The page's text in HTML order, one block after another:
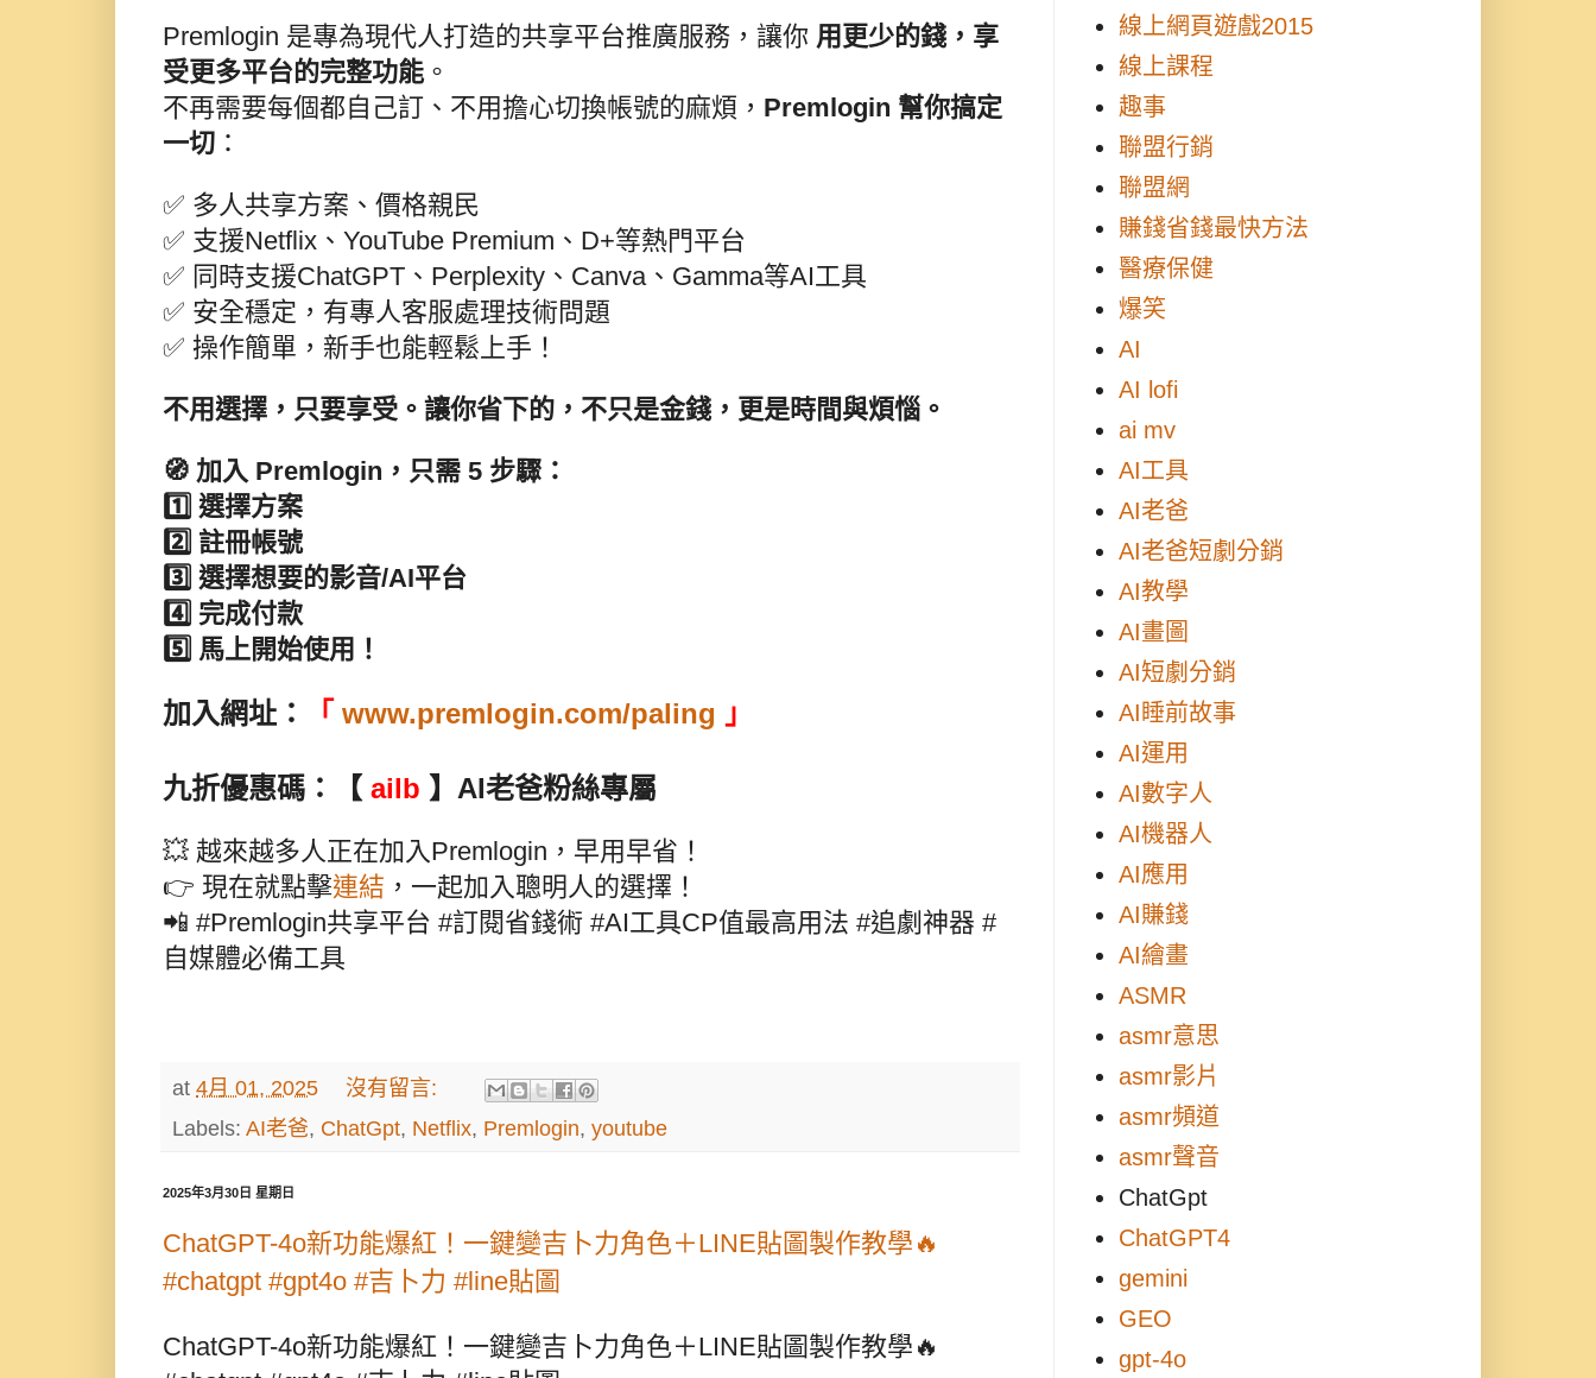
Premlogin 是專為現代人打造的共享平台推廣服務，讓你 用更少的錢，享
受更多平台的完整功能。
不再需要每個都自己訂、不用擔心切換帳號的麻煩， Premlogin 幫你搞定
一切 ：
✅ 多人共享方案、價格親民
✅ 支援Netflix、YouTube Premium、D+等熱門平台
✅ 同時支援ChatGPT、Perplexity、Canva、Gamma等AI工具
✅ 安全穩定，有專人客服處理技術問題
✅ 操作簡單，新手也能輕鬆上手！
不用選擇，只要享受。讓你省下的，不只是金錢，更是時間與煩惱。
🧭 加入 Premlogin，只需 5 步驟：
1️⃣ 選擇方案
2️⃣ 註冊帳號
3️⃣ 選擇想要的影音/AI平台
4️⃣ 完成付款
5️⃣ 馬上開始使用！
加入網址： 「 www.premlogin.com/paling 」
九折優惠碼：【 ailb 】AI老爸粉絲專屬
💥 越來越多人正在加入Premlogin，早用早省！
👉 現在就點擊連結 ，一起加入聰明人的選擇！
📲 #Premlogin共享平台 #訂閱省錢術 #AI工具CP值最高用法 #追劇神器 #
自媒體必備工具
at 4月 01, 2025
沒有留言:
Labels: AI老爸, ChatGpt, Netflix, Premlogin, youtube
2025年3月30日 星期日
ChatGPT-4o新功能爆紅！一鍵變吉卜力角色＋LINE貼圖製作教學🔥
#chatgpt #gpt4o #吉卜力 #line貼圖
ChatGPT-4o新功能爆紅！一鍵變吉卜力角色＋LINE貼圖製作教學🔥
線上網頁遊戲2015
線上課程
趣事
聯盟行銷
聯盟網
賺錢省錢最快方法
醫療保健
爆笑
AI
AI lofi
ai mv
AI工具
AI老爸
AI老爸短劇分銷
AI教學
AI畫圖
AI短劇分銷
AI睡前故事
AI運用
AI數字人
AI機器人
AI應用
AI賺錢
AI繪畫
ASMR
asmr意思
asmr影片
asmr頻道
asmr聲音
ChatGpt
ChatGPT4
gemini
GEO
gpt-4o